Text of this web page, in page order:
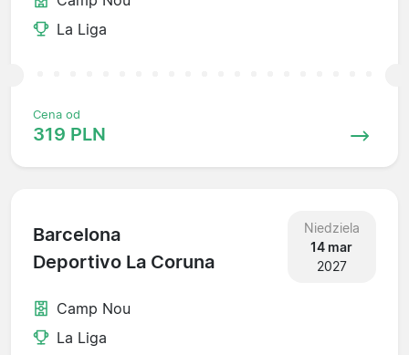
La Liga
Cena od
319 PLN
Barcelona
Deportivo La Coruna
Niedziela
14 mar
2027
Camp Nou
La Liga